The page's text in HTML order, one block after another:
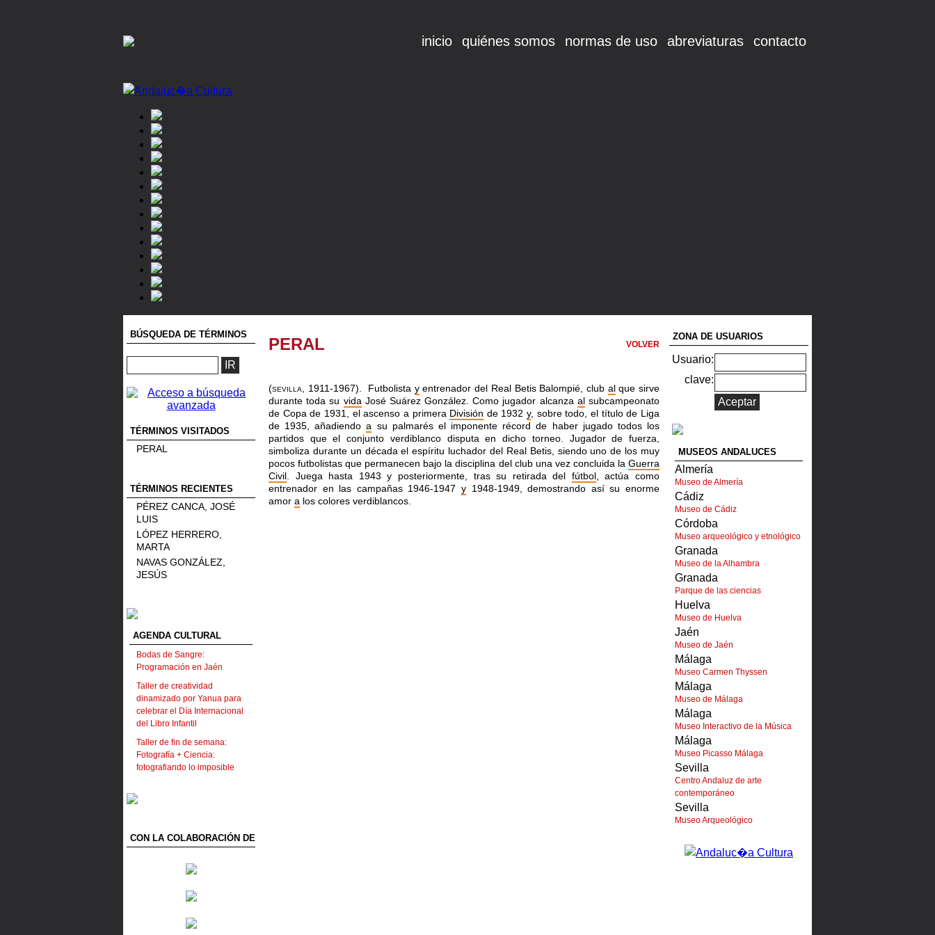
inicio quiénes somos normas de uso abreviaturas contacto
BÚSQUEDA DE TÉRMINOS
TÉRMINOS VISITADOS
PERAL
TÉRMINOS RECIENTES
PÉREZ CANCA, JOSÉ
LUIS
LÓPEZ HERRERO,
MARTA
NAVAS GONZÁLEZ,
JESÚS
AGENDA CULTURAL
Bodas de Sangre:
Programación en Jaén
Taller de creatividad
dinamizado por Yanua para
celebrar el Día Internacional
del Libro Infantil
Taller de fin de semana:
Fotografía + Ciencia:
fotografiando lo imposible
CON LA COLABORACIÓN DE
PERAL VOLVER
(sevilla, 1911-1967). Futbolista yentrenador del Real Betis Balompié, club alque sirve
durante toda su vida José Suárez González. Como jugador alcanza alsubcampeonato
de Copa de 1931, el ascenso a primera División de 1932y, sobre todo, el título de Liga
de 1935, añadiendoa su palmarés el imponente récord de haber jugado todos los
partidos que el conjunto verdiblanco disputa en dicho torneo. Jugador de fuerza,
simboliza durante un década el espíritu luchador del Real Betis, siendo uno de los muy
pocos futbolistas que permanecen bajo la disciplina del club una vez concluida la Guerra
Civil . Juega hasta 1943 y posteriormente, tras su retirada del fútbol, actúa como
entrenador en las campañas 1946-1947 y 1948-1949, demostrando así su enorme
amor a los colores verdiblancos.
ZONA DE USUARIOS
Usuario:
clave:
MUSEOS ANDALUCES
Almería
Museo de Almería
Cádiz
Museo de Cádiz
Córdoba
Museo arqueológico y etnológico
Granada
Museo de la Alhambra
Granada
Parque de las ciencias
Huelva
Museo de Huelva
Jaén
Museo de Jaén
Málaga
Museo Carmen Thyssen
Málaga
Museo de Málaga
Málaga
Museo Interactivo de la Música
Málaga
Museo Picasso Málaga
Sevilla
Centro Andaluz de arte
contemporáneo
Sevilla
Museo Arqueológico